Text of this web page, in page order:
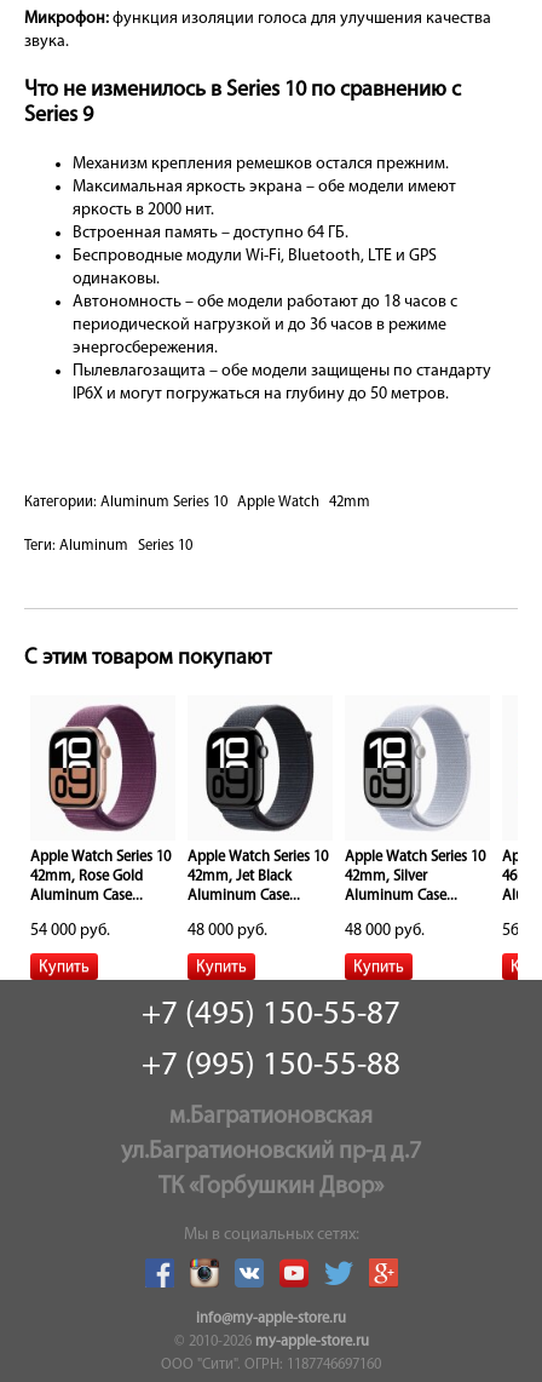
Микрофон: функция изоляции голоса для улучшения качества
звука.
Что не изменилось в Series 10 по сравнению с
Series 9
Механизм крепления ремешков остался прежним.
Максимальная яркость экрана – обе модели имеют
яркость в 2000 нит.
Встроенная память – доступно 64 ГБ.
Беспроводные модули Wi-Fi, Bluetooth, LTE и GPS
одинаковы.
Автономность – обе модели работают до 18 часов с
периодической нагрузкой и до 36 часов в режиме
энергосбережения.
Пылевлагозащита – обе модели защищены по стандарту
IP6X и могут погружаться на глубину до 50 метров.
Категории: Aluminum Series 10 Apple Watch 42mm
Теги: Aluminum Series 10
С этим товаром покупают
Apple Watch Series 10
42mm, Rose Gold
Aluminum Case...
54 000 руб.
Apple Watch Series 10
42mm, Jet Black
Aluminum Case...
48 000 руб.
Apple Watch Series 10
42mm, Silver
Aluminum Case...
48 000 руб.
Apple
56
+7 (495) 150-55-87
+7 (995) 150-55-88
м.Багратионовская
ул.Багратионовский пр-д д.7
ТК «Горбушкин Двор»
Мы в социальных сетях:
info@my-apple-store.ru
© 2010-2026 my-apple-store.ru
ООО "Сити". ОГРН: 1187746697160